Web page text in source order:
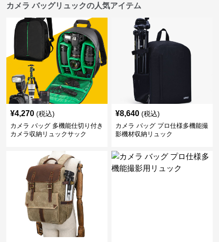
カメラ バッグリュックの人気アイテム
¥4,270 (税込)
カメラ バッグ 多機能仕切り付き
カメラ収納リュックサック
¥8,640 (税込)
カメラ バッグ プロ仕様多機能撮
影機材収納リュック